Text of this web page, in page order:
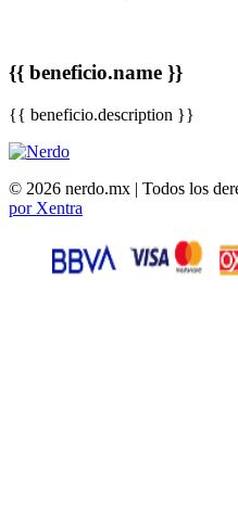
{{ beneficio.name }}
{{ beneficio.description }}
© 2026 nerdo.mx | Todos los
por Xentra